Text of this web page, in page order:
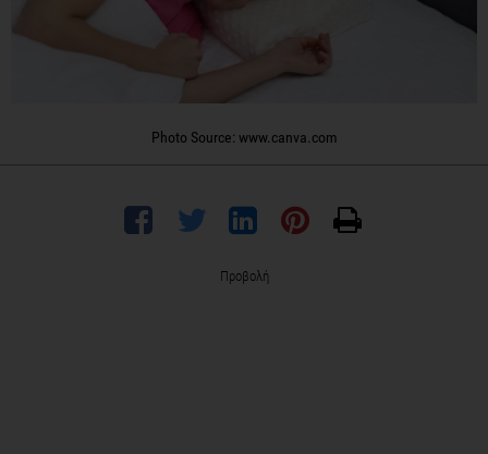
Photo Source: www.canva.com
Προβολή